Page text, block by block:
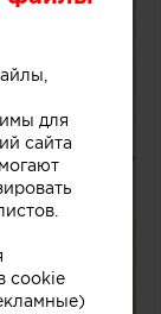
для
сайта
cookie